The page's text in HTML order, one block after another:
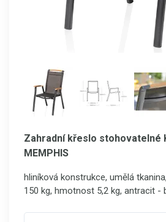
Zahradní křeslo stohovatelné
MEMPHIS
hliníková konstrukce, umělá
150 kg, hmotnost 5,2 kg, antracit -